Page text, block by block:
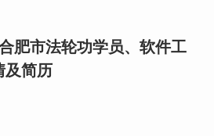
肥市法轮功学员、软件工
及简历